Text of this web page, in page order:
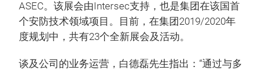
ASEC。该展会由Intersec支持，也是集团在该国首
个安防技术领域项目。目前，在集团2019/2020年
度规划中，共有23个全新展会及活动。
谈及公司的业务运营，白德磊先生指出：“通过与多